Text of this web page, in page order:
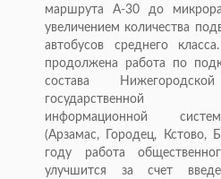
маршрута А-30 до
увеличением количества
автобусов среднего
продолжена работа по
состава
государственной
информационной
(Арзамас, Городец, Кстово,
году работа
улучшится за счет